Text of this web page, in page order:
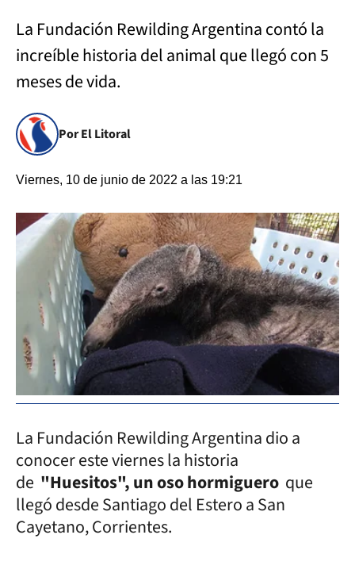
La Fundación Rewilding Argentina contó la
increíble historia del animal que llegó con 5
meses de vida.
Por El Litoral
Viernes, 10 de junio de 2022 a las 19:21
La Fundación Rewilding Argentina dio a
conocer este viernes la historia
de "Huesitos", un oso hormiguero que
llegó desde Santiago del Estero a San
Cayetano, Corrientes.